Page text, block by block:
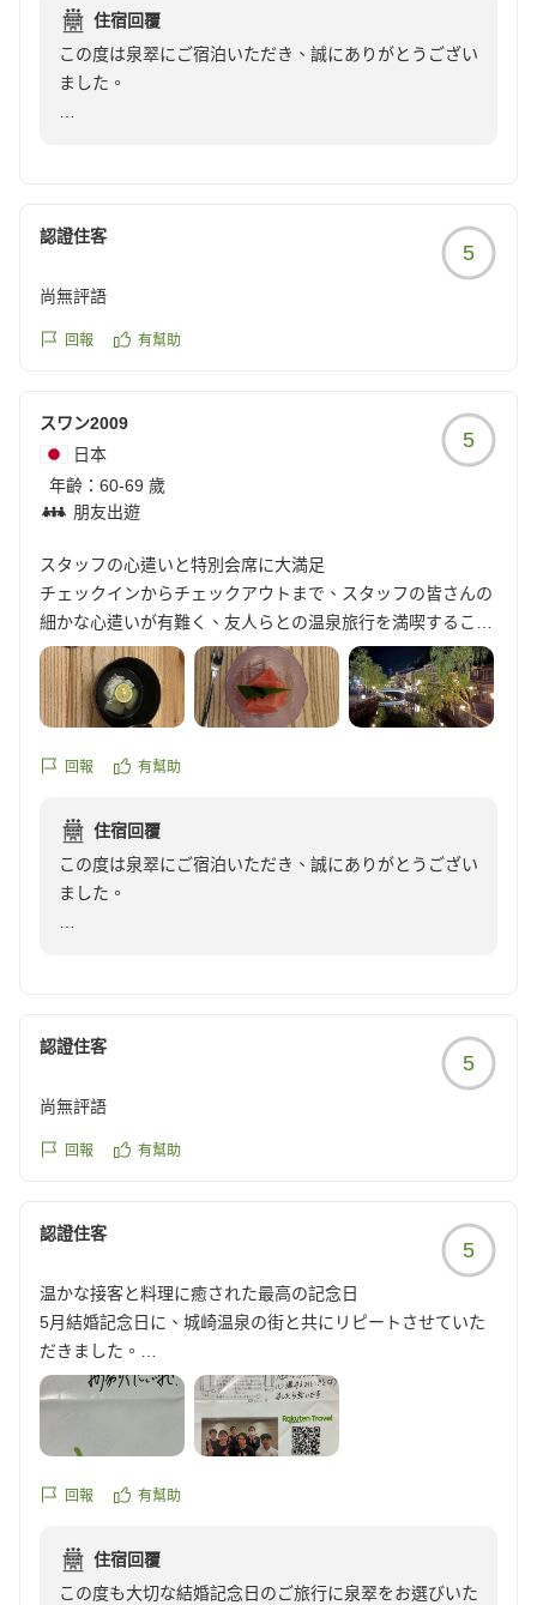
この度は率直なご感想をお寄せいただき、誠にありがと
うございました。
また、今年も岩井との時間を楽しんでいただけたこと、
そして今回は初めて担当させていただいたアニサへも温
アニサは日頃から、「どうすればお客様にもっと喜んで
いただけるだろう」と考えながら接客に取り組んでいま
す。お部屋に添えるイラストやメッセージも、その想い
だからこそ、お客様からいただいた温かなお言葉は、何
よりの励みとなり、「これからも頑張ろう」という大き
な力になっています。
このようなお気持ちを届けていただけることに、私ども
は感謝の気持ちでいっぱいです。
そして何より、いつもご滞在のたびに心温まるレビュー
をお寄せいただき、本当にありがとうございます。
って日々のおもてなしを見つめ直し、より良い宿を目指
これからも、このご縁を大切に積み重ねながら、お越し
いただくたびに「来てよかった」と感じていただける時
ぜひまた季節を変えて、ゆっくりとした時間を過ごしに
お越しください。
この度も心温まるご投稿をいただき、誠にありがとうご
ざいました。
城崎温泉 泉翠 冨田
クチコミの詳細はこちらから
https://review.travel.rakuten.co.jp/hotel/voice/7597?
reviewId=33123478214185
住宿回覆
この度は泉翠にご宿泊いただき、誠にありがとうござい
ました。
また、担当させていただいたアニサへの温かいメッセー
ジまでお寄せいただき、心より御礼申し上げます。
早速アニサにもレビューを伝えたところ、とても嬉しそ
慣れない日本で、お客様に喜んでいただけるよう毎日一
生懸命努力を重ねておりますが、時には言葉や文化の違
いに悩むこともございます。
だからこそ、お客様からいただく「楽しかった」「あり
がとう」というお言葉は、私どもが想像する以上に大き
な励みとなり、「これからも頑張ろう」という力をいた
だいております。
いただいた温かなお気持ちは、アニサだけでなく、スタ
話や出会いも旅の大切な思い出となるよう、一つひとつ
のご縁を大切にお迎えしてまいります。
この度は心温まるご投稿をいただき、誠にありがとうご
ざいました。
認證住客
5
尚無評語
回報 有幫助
スワン2009
日本
年齡： 60-69 歲
朋友出遊
5
スタッフの心遣いと特別会席に大満足
チェックインからチェックアウトまで、スタッフの皆さんの
細かな心遣いが有難く、友人らとの温泉旅行を満喫すること
ができました。地の物をふんだんに使った特別会席は、スタ
ッフや料理長とのおしゃべり含めて、本当に楽しいひと時で
した。
他の画像やクチコミの詳細はこちらから
reviewId=33123478162438
回報 有幫助
住宿回覆
この度は泉翠にご宿泊いただき、誠にありがとうござい
ました。
お料理だけでなく、スタッフや料理長との会話も含め
て、お食事の時間を楽しんでいただけたとのこと、本当
一皿一皿を味わいながら会話が弾み、料理人やスタッフ
との何気ないやり取りも旅の思い出となるような、そん
な温かな時間をお届けしたいと考えております。
今回いただいたお言葉は、私どもがお客様にお届けした
いと願っている時間そのものを感じ取っていただけたよ
うで、大変嬉しく、料理長をはじめスタッフ一同で拝見
というお言葉も、とても嬉しく心に残りました。
認證住客
5
尚無評語
回報 有幫助
認證住客
5
温かな接客と料理に癒された最高の記念日
5月結婚記念日に、城崎温泉の街と共にリピートさせていた
だきました。
お料理・温泉それぞれに素敵な味わいで至福の一時をいただ
いたことに加えまして-
何よりもご丁寧且つアットホーム、絶妙なご接客・サービス
私たちをご担当いただいた岩井さん・料理長をはじめスタッ
大変素敵な記念日となりました。
ぜひまた城崎温泉の街と共に、リピートさせていただきたい
回報 有幫助
住宿回覆
この度も大切な結婚記念日のご旅行に泉翠をお選びいた